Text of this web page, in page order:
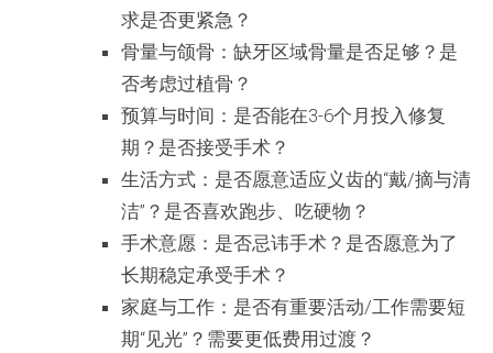
求是否更紧急？
骨量与颌骨：缺牙区域骨量是否足够？是
否考虑过植骨？
预算与时间：是否能在3-6个月投入修复
期？是否接受手术？
生活方式：是否愿意适应义齿的“戴/摘与清
洁”？是否喜欢跑步、吃硬物？
手术意愿：是否忌讳手术？是否愿意为了
长期稳定承受手术？
家庭与工作：是否有重要活动/工作需要短
期“见光”？需要更低费用过渡？